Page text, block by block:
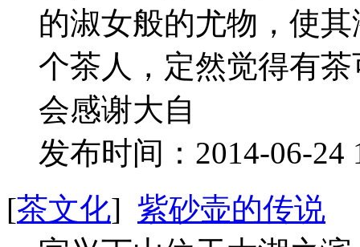
的淑女般的尤物，使
个茶人，定然觉得有
会感谢大自
发布时间：2014-06-
[茶文化] 紫砂壶的传说